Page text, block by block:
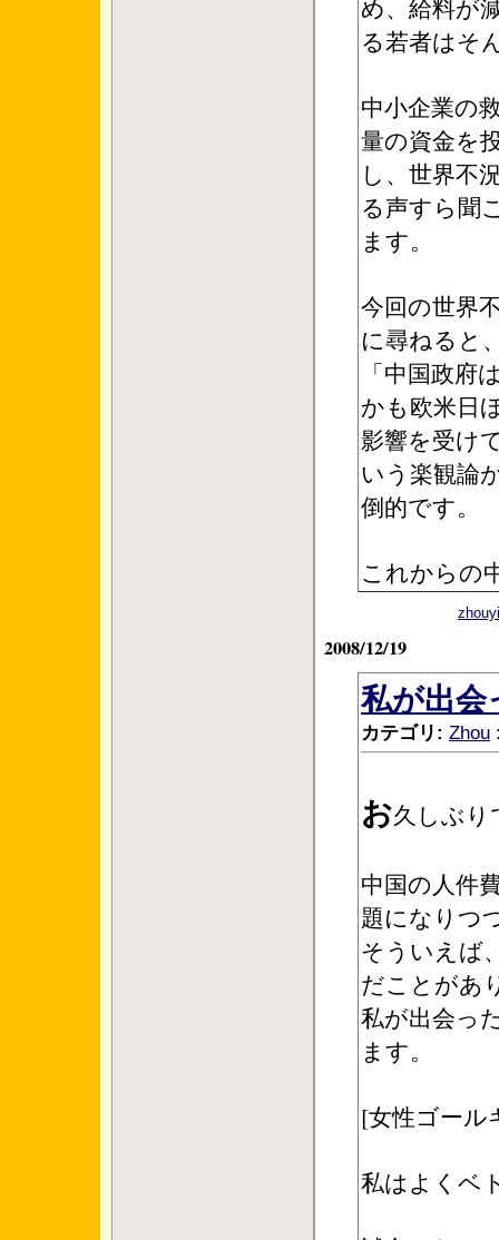
め、給料が
る若者はそ
中小企業の
量の資金を
し、世界不
る声すら聞
ます。
今回の世界
に尋ねると
「中国政
かも欧米日
影響を受け
いう楽観論
倒的です。
これからの
2008/12/19
私が出
カテゴリ: Zhou
お久しぶり
中国の人件
題になりつ
そういえば
だことがあ
私が出会っ
ます。
[女性ゴール
私はよくベ